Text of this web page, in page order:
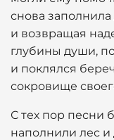
снова
и возвращая
глубины души,
и поклялся
сокровище
С тех пор песни
наполнили лес и